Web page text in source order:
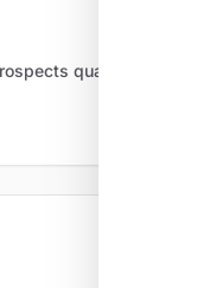
qualifiés.